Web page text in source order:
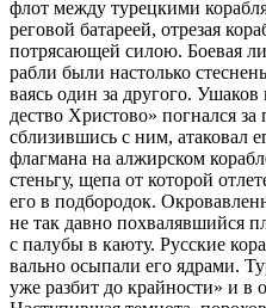
флот меж­ду ту­рец­ки­ми
ре­го­вой ба­та­ре­ей, от­ре­зая
по­тря­са­ю­щей си­лою. Бо­е­вая
раб­ли бы­ли на­столь­ко
ва­ясь один за дру­го­го.
де­ство Хри­сто­во» по­гнал­ся
сбли­зив­шись с ним, ата­ко­вал
флаг­ма­на на ал­жир­ском
стень­гу, ще­па от ко­то­рой
его в под­бо­ро­док.
не так дав­но по­хва­ляв­ший­ся
с па­лу­бы в ка­ю­ту. Рус­ские
валь­но осы­па­ли его яд­ра­ми.
уже раз­бит до край­но­сти» и в